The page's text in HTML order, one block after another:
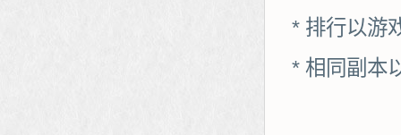
* 排行以游
* 相同副本